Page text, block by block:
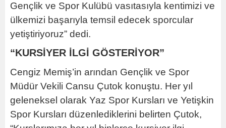
Gençlik ve Spor Kulübü vasıtasıyla kentimizi ve
ülkemizi başarıyla temsil edecek sporcular
yetiştiriyoruz” dedi.
“KURSİYER İLGİ GÖSTERİYOR”
Cengiz Memiş’in arından Gençlik ve Spor
Müdür Vekili Cansu Çutok konuştu. Her yıl
geleneksel olarak Yaz Spor Kursları ve Yetişkin
Spor Kursları düzenlediklerini belirten Çutok,